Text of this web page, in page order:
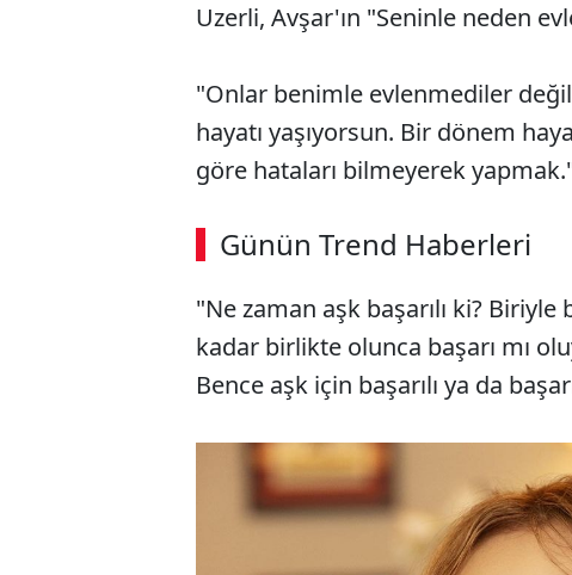
Uzerli, Avşar'ın "Seninle neden
"Onlar benimle evlenmediler
hayatı yaşıyorsun. Bir dönem
göre hataları bilmeyerek
Günün Trend Haberleri
SÖZCÜ SON DAKİKA
"Ne zaman aşk başarılı ki?
kadar birlikte olunca başarı mı
Bence aşk için başarılı ya da